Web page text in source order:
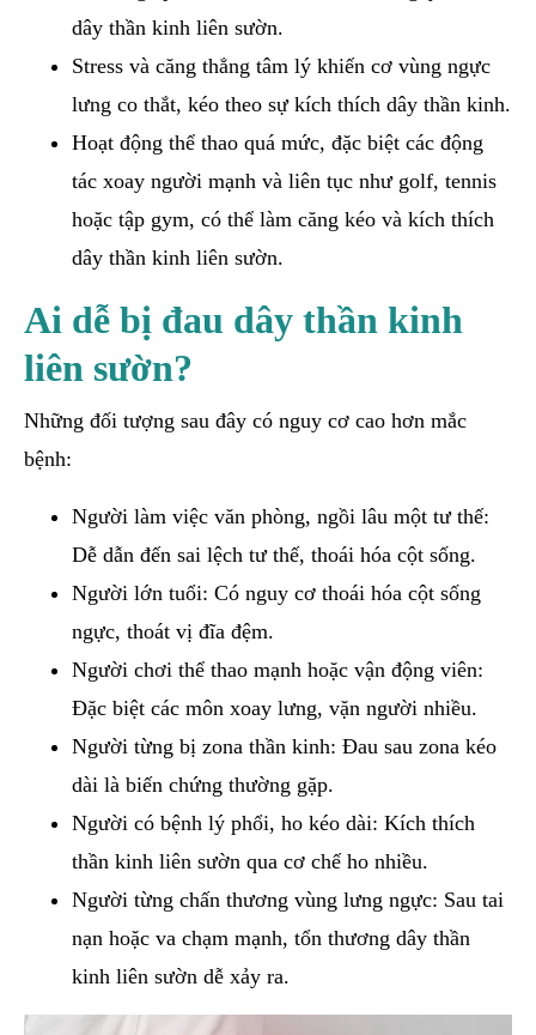
dây thần kinh liên sườn.
Stress và căng thẳng tâm lý khiến cơ vùng ngực
lưng co thắt, kéo theo sự kích thích dây thần kinh.
Hoạt động thể thao quá mức, đặc biệt các động
tác xoay người mạnh và liên tục như golf, tennis
hoặc tập gym, có thể làm căng kéo và kích thích
dây thần kinh liên sườn.
Ai dễ bị đau dây thần kinh
liên sườn?
Những đối tượng sau đây có nguy cơ cao hơn mắc
bệnh:
Người làm việc văn phòng, ngồi lâu một tư thế:
Dễ dẫn đến sai lệch tư thế, thoái hóa cột sống.
Người lớn tuổi: Có nguy cơ thoái hóa cột sống
ngực, thoát vị đĩa đệm.
Người chơi thể thao mạnh hoặc vận động viên:
Đặc biệt các môn xoay lưng, vặn người nhiều.
Người từng bị zona thần kinh: Đau sau zona kéo
dài là biến chứng thường gặp.
Người có bệnh lý phổi, ho kéo dài: Kích thích
thần kinh liên sườn qua cơ chế ho nhiều.
Người từng chấn thương vùng lưng ngực: Sau tai
nạn hoặc va chạm mạnh, tổn thương dây thần
kinh liên sườn dễ xảy ra.